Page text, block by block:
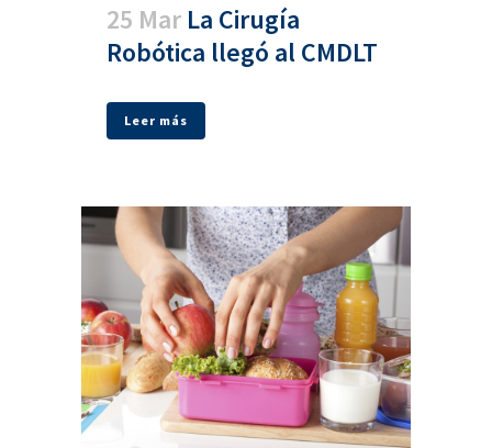
25 Mar La Cirugía
Robótica llegó al CMDLT
Leer más